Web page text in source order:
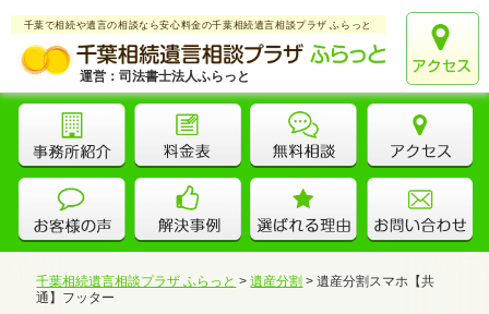
千葉で相続や遺言の相談なら安心料金の千葉相続遺言相談プラザ ふらっと
運営：司法書士法人ふらっと
千葉相続遺言相談プラザ ふらっと >遺産分割 >遺産分割スマホ【共
通】フッター